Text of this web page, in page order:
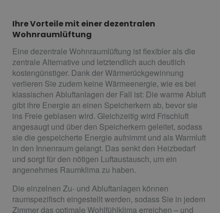
Ihre Vorteile mit einer dezentralen
Wohnraumlüftung
Eine dezentrale Wohnraumlüftung ist flexibler als die
zentrale Alternative und letztendlich auch deutlich
kostengünstiger. Dank der Wärmerückgewinnung
verlieren Sie zudem keine Wärmeenergie, wie es bei
klassischen Abluftanlagen der Fall ist: Die warme Abluft
gibt ihre Energie an einen Speicherkern ab, bevor sie
ins Freie geblasen wird. Gleichzeitig wird Frischluft
angesaugt und über den Speicherkern geleitet, sodass
sie die gespeicherte Energie aufnimmt und als Warmluft
in den Innenraum gelangt. Das senkt den Heizbedarf
und sorgt für den nötigen Luftaustausch, um ein
angenehmes Raumklima zu haben.
Die einzelnen Zu- und Abluftanlagen können
raumspezifisch eingestellt werden, sodass Sie in jedem
Zimmer das optimale Wohlfühlklima erreichen – und